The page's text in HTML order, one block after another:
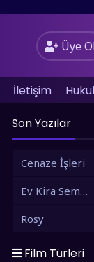
Üye
İletişim
Son Yazılar
Cenaze İşleri
Ev Kira Semt Bizim
Rosy
Film Türleri